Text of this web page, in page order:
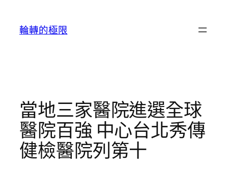
輪轉的極限
當地三家醫院進選全球
醫院百強 中心台北秀傳
健檢醫院列第十